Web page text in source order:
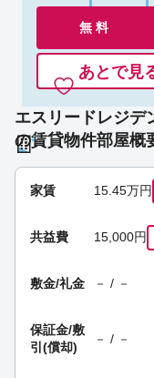
無 料
あとで見
エスリードレジ
の賃貸物件部屋概
家賃 15.45万円
共益費 15,000円
敷金/礼金 － / －
保証金/敷
引(償却)
－ / －